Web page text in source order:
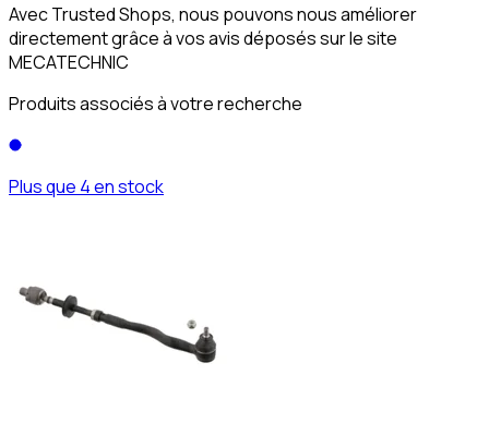
Avec Trusted Shops, nous pouvons nous améliorer
directement grâce à vos avis déposés sur le site
MECATECHNIC
Produits associés à votre recherche
Plus que 4 en stock